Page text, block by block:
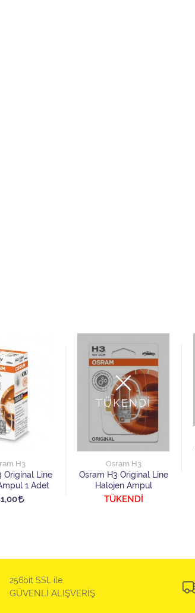
H3
Original Line
1 Adet
TÜKENDİ
Osram H3
Osram H3 Original Line
Halojen Ampul
TÜKENDİ
256bit SSL ile
GÜVENLİ ALIŞVERİŞ